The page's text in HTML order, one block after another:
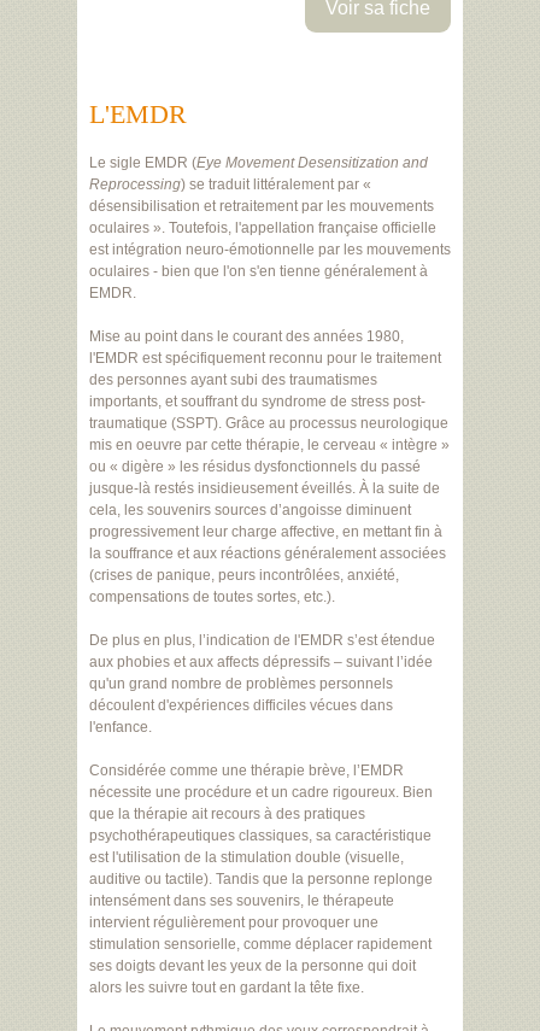
Voir sa fiche
L'EMDR
Le sigle EMDR (Eye Movement Desensitization and
Reprocessing) se traduit littéralement par «
désensibilisation et retraitement par les mouvements
oculaires ». Toutefois, l'appellation française officielle
est intégration neuro-émotionnelle par les mouvements
oculaires - bien que l'on s'en tienne généralement à
EMDR.
Mise au point dans le courant des années 1980,
l'EMDR est spécifiquement reconnu pour le traitement
des personnes ayant subi des traumatismes
importants, et souffrant du syndrome de stress post-
traumatique (SSPT). Grâce au processus neurologique
mis en oeuvre par cette thérapie, le cerveau « intègre »
ou « digère » les résidus dysfonctionnels du passé
jusque-là restés insidieusement éveillés. À la suite de
cela, les souvenirs sources d’angoisse diminuent
progressivement leur charge affective, en mettant fin à
la souffrance et aux réactions généralement associées
(crises de panique, peurs incontrôlées, anxiété,
compensations de toutes sortes, etc.).
De plus en plus, l’indication de l'EMDR s’est étendue
aux phobies et aux affects dépressifs – suivant l’idée
qu'un grand nombre de problèmes personnels
découlent d'expériences difficiles vécues dans
l'enfance.
Considérée comme une thérapie brève, l’EMDR
nécessite une procédure et un cadre rigoureux. Bien
que la thérapie ait recours à des pratiques
psychothérapeutiques classiques, sa caractéristique
est l'utilisation de la stimulation double (visuelle,
auditive ou tactile). Tandis que la personne replonge
intensément dans ses souvenirs, le thérapeute
intervient régulièrement pour provoquer une
stimulation sensorielle, comme déplacer rapidement
ses doigts devant les yeux de la personne qui doit
alors les suivre tout en gardant la tête fixe.